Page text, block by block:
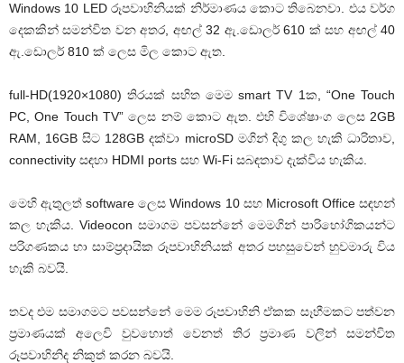
Windows 10 LED රූපවාහිනියක් නිර්මාණය කොට තිබෙනවා. එය වර්ග
දෙකකින් සමන්විත වන අතර, අඟල් 32 ඇ.ඩොලර් 610 ක් සහ අඟල් 40
ඇ.ඩොලර් 810 ක් ලෙස මිල කොට ඇත.
full-HD(1920×1080) තිරයක් සහිත මෙම smart TV 1ක, “One Touch
PC, One Touch TV” ලෙස නම් කොට ඇත. එහි විශේෂාංග ලෙස 2GB
RAM, 16GB සිට 128GB දක්වා microSD මගින් දිගු කල හැකි ධාරිතාව,
connectivity සඳහා HDMI ports සහ Wi-Fi සබඳතාව දැක්විය හැකිය.
මෙහි ඇතුලත් software ලෙස Windows 10 සහ Microsoft Office සඳහන්
කල හැකිය. Videocon සමාගම පවසන්නේ මෙමගින් පාරිභෝගිකයන්ට
පරිගණකය හා සාම්ප්‍රදායික රූපවාහිනියක් අතර පහසුවෙන් හුවමාරු විය
හැකි බවයි.
තවද එම සමාගමට පවසන්නේ මෙම රූපවාහිනි ඒකක සෑහීමකට පත්වන
ප්‍රමාණයක් අලෙවි වුවහොත් වෙනත් තිර ප්‍රමාණ වලින් සමන්විත
රූපවාහිනිද නිකුත් කරන බවයි.